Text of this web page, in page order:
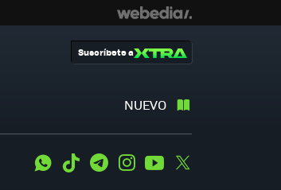
NUEVO
Suscríbete a
WhatsApp
Tiktok TelegramInstagramYoutube